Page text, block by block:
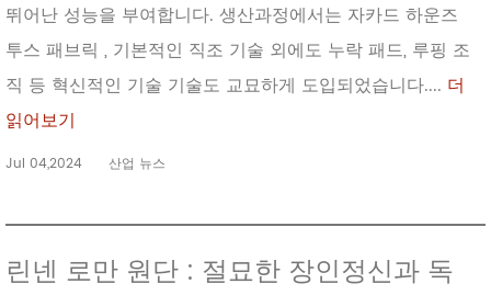
뛰어난 성능을 부여합니다. 생산과정에서는 자카드 하운즈
투스 패브릭 , 기본적인 직조 기술 외에도 누락 패드, 루핑 조
직 등 혁신적인 기술 기술도 교묘하게 도입되었습니다.... 더
읽어보기
Jul 04,2024 산업 뉴스
린넨 로만 원단 : 절묘한 장인정신과 독